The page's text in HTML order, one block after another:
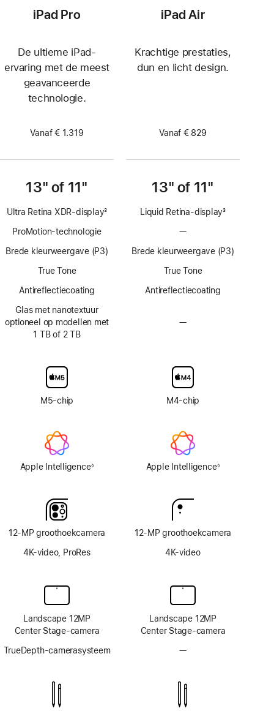
iPad Pro
De ultieme iPad-
ervaring met de meest
geavanceerde
technologie.
Vanaf € 1.319
13" of 11"
Ultra Retina XDR-display3
ProMotion-technologie
Brede kleurweergave (P3)
True Tone
Anti­reflectie­­­coating
Glas met nanotextuur
optioneel op modellen met
1 TB of 2 TB
M5‑chip
Apple Intelligence◊
12‑MP groothoekcamera
4K-video, ProRes
Landscape 12MP
Center Stage-camera
TrueDepth-camerasysteem
iPad Air
Krachtige prestaties,
dun en licht design.
Vanaf € 829
13" of 11"
Liquid Retina‑display3
—Geen
technologie
Brede kleurweergave (P3)
True Tone
Anti­reflectie­­­coating
—Geen
van
glas
met
nanotextuur
M4-chip
Apple Intelligence◊
12‑MP groothoekcamera
4K-video
Landscape 12MP
Center Stage-camera
—Geen